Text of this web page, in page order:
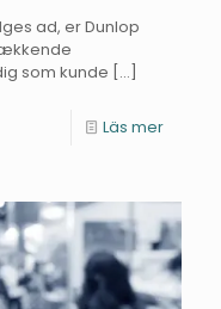
ad, er Dunlop
som kunde […]
Läs mer